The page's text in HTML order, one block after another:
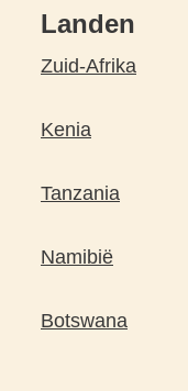
Landen
Zuid-Afrika
Kenia
Tanzania
Namibië
Botswana